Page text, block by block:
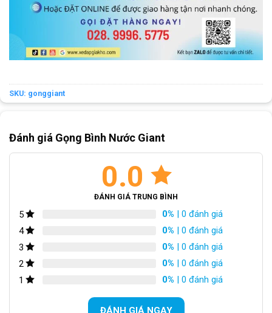
SKU: gonggiant
Đánh giá Gọng Bình Nước Giant
0.0
ĐÁNH GIÁ TRUNG BÌNH
5 0% | 0 đánh giá
4
0% | 0 đánh giá
3
0% | 0 đánh giá
2
0% | 0 đánh giá
1
0% | 0 đánh giá
ĐÁNH GIÁ NGAY